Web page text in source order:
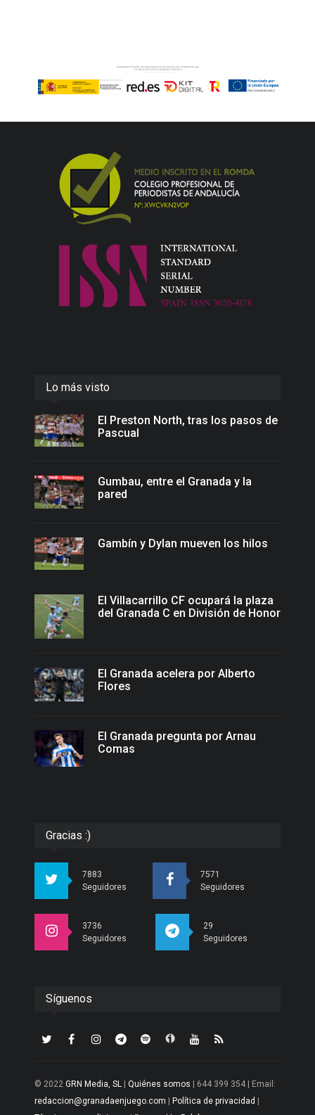
Lo más visto
El Preston North, tras los pasos de
Pascual
Gumbau, entre el Granada y la
pared
Gambín y Dylan mueven los hilos
El Villacarrillo CF ocupará la plaza
del Granada C en División de Honor
El Granada acelera por Alberto
Flores
El Granada pregunta por Arnau
Comas
Gracias :)
7883
Seguidores
7571
Seguidores
3736
Seguidores
29
Seguidores
Síguenos
© 2022 GRN Media, SL Quiénes somos | 644 399 354 | Email:
redaccion@granadaenjuego.com
Política de privacidad